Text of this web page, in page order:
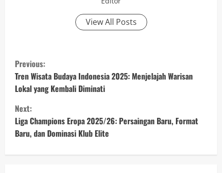
View All Posts
C
o
n
t
i
Previous:
Tren Wisata Budaya Indonesia 2025: Menjelajah Warisan
Lokal yang Kembali Diminati
Next:
Liga Champions Eropa 2025/26: Persaingan Baru, Format
Baru, dan Dominasi Klub Elite